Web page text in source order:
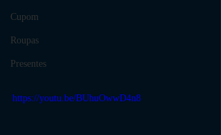
Cupom
Roupas
Presentes
https://youtu.be/BUhuOwwD4n8